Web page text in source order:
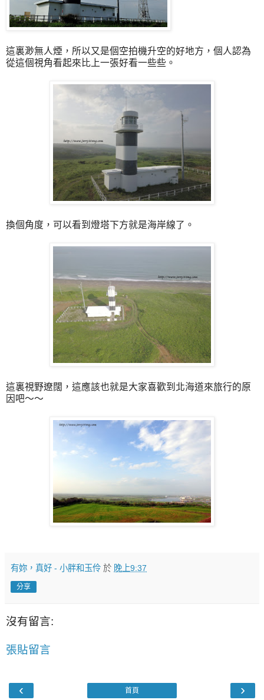
這裏渺無人煙，所以又是個空拍機升空的好地方，個人認為
從這個視角看起來比上一張好看一些些。
換個角度，可以看到燈塔下方就是海岸線了。
這裏視野遼闊，這應該也就是大家喜歡到北海道來旅行的原
因吧～～
有妳，真好 - 小胖和玉伶 於 晚上9:37
分享
沒有留言:
張貼留言
‹ ›
首頁